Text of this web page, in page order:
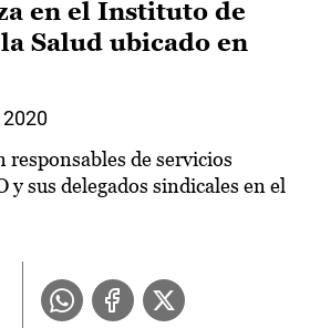
en el Instituto de
Salud ubicado en
2020
de servicios
y sus delegados sindicales en el